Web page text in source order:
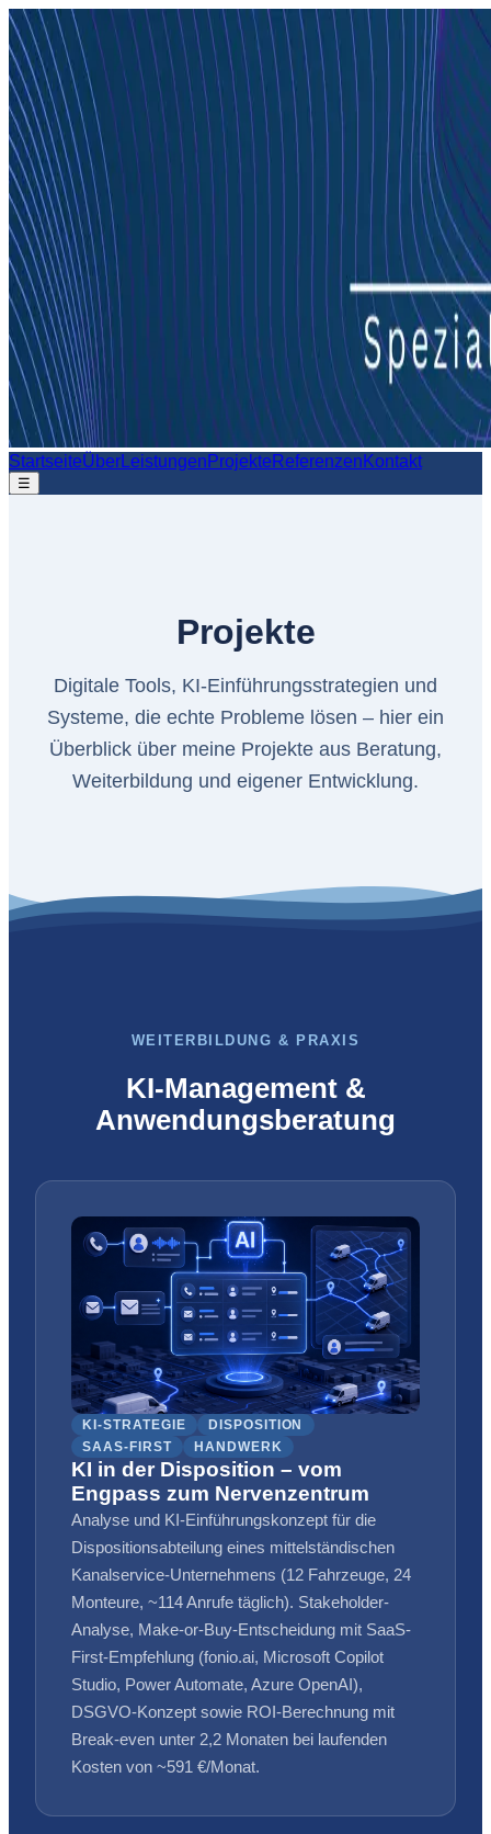
StartseiteÜberLeistungenProjekteReferenzenKontakt
☰
Projekte
Digitale Tools, KI-Einführungsstrategien und
Systeme, die echte Probleme lösen – hier ein
Überblick über meine Projekte aus Beratung,
Weiterbildung und eigener Entwicklung.
WEITERBILDUNG & PRAXIS
KI-Management &
Anwendungsberatung
KI-STRATEGIE
DISPOSITION
SAAS-FIRST
HANDWERK
KI in der Disposition – vom
Engpass zum Nervenzentrum
Analyse und KI-Einführungskonzept für die
Dispositionsabteilung eines mittelständischen
Kanalservice-Unternehmens (12 Fahrzeuge, 24
Monteure, ~114 Anrufe täglich). Stakeholder-
Analyse, Make-or-Buy-Entscheidung mit SaaS-
First-Empfehlung (fonio.ai, Microsoft Copilot
Studio, Power Automate, Azure OpenAI),
DSGVO-Konzept sowie ROI-Berechnung mit
Break-even unter 2,2 Monaten bei laufenden
Kosten von ~591 €/Monat.